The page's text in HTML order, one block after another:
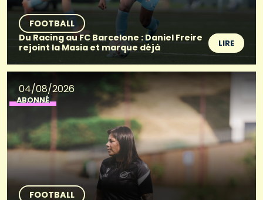
FOOTBALL
Du Racing au FC Barcelone : Daniel Freire
rejoint la Masia et marque déjà
LIRE
04/08/2026
ABONNÉ
FOOTBALL